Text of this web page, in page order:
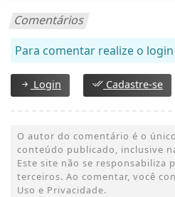
Comentários
Para comentar realize o
Login Cadastre-se
O autor do comentário é o
conteúdo publicado, inclusive
Este site não se responsabiliza
terceiros. Ao comentar, você
Uso e Privacidade.